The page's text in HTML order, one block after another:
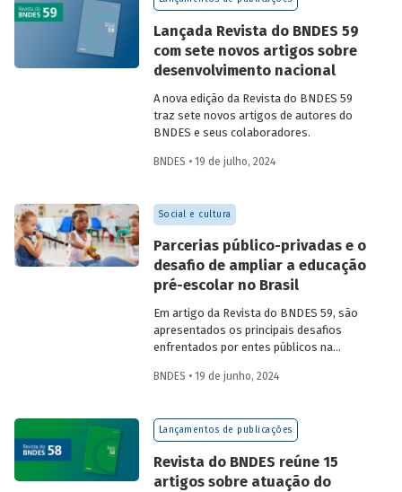
Lançada Revista do BNDES 59
com sete novos artigos sobre
desenvolvimento nacional
A nova edição da Revista do BNDES 59
traz sete novos artigos de autores do
BNDES e seus colaboradores.
BNDES • 19 de julho, 2024
Social e cultura
Parcerias público-privadas e o
desafio de ampliar a educação
pré-escolar no Brasil
Em artigo da Revista do BNDES 59, são
apresentados os principais desafios
enfrentados por entes públicos na
como aprendizados e possíveis soluções
na experiência das equipes do BNDES.
BNDES • 19 de junho, 2024
Lançamentos de publicações
Revista do BNDES reúne 15
artigos sobre atuação do